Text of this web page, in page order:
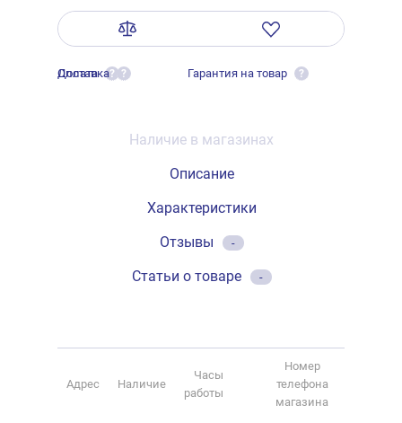
Оплата ?
Доставка ? Гарантия на товар ?
Наличие в магазинах
Описание
Характеристики
Отзывы
-
Статьи о товаре -
Адрес Наличие
Часы
работы
Номер
телефона
магазина